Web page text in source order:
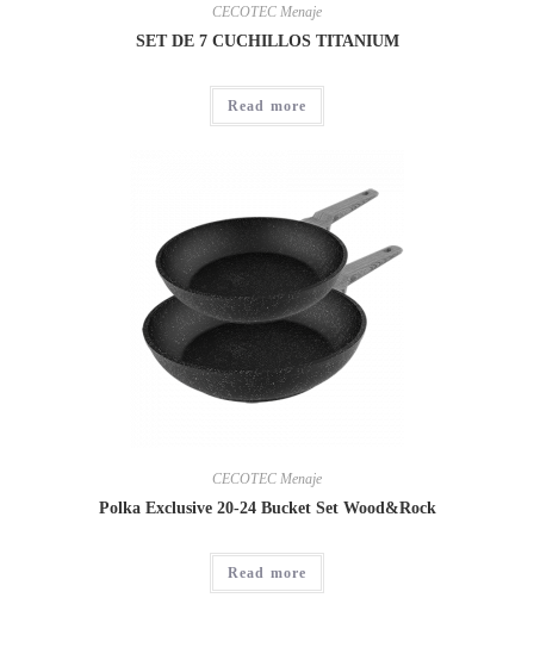
CECOTEC Menaje
SET DE 7 CUCHILLOS TITANIUM
Read more
CECOTEC Menaje
Polka Exclusive 20-24 Bucket Set Wood&Rock
Read more